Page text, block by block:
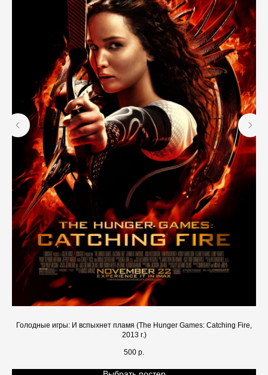
Голодные игры: И вспыхнет пламя (The Hunger Games: Catching Fire,
2013 г.)
500 р.